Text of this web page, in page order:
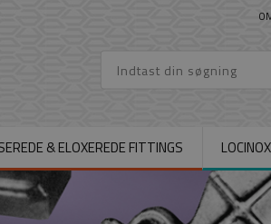
& ELOXEREDE FITTINGS